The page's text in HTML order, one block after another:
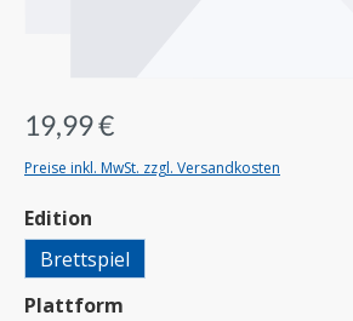
19,99 €
Preise inkl. MwSt. zzgl. Versandkosten
Edition
Brettspiel
Plattform